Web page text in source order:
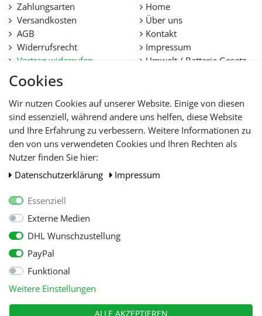
Cookies
Wir nutzen Cookies auf unserer Website. Einige von diesen
sind essenziell, während andere uns helfen, diese Website
und Ihre Erfahrung zu verbessern. Weitere Informationen zu
den von uns verwendeten Cookies und Ihren Rechten als
Nutzer finden Sie hier:
Daten­schutz­erklärung
Impressum
Essenziell
Externe Medien
DHL Wunschzustellung
PayPal
Funktional
Weitere Einstellungen
ALLE AKZEPTIEREN
Zahlungsarten
Versandkosten
AGB
Widerrufsrecht
Vertrag widerrufen
Datenschutz
Hilfe
Lieferfristen und
Lieferbeschränkung
Home
Über uns
Kontakt
Impressum
Umwelt / Batterie Gesetz
WIR AKZEPTIEREN
© Copyright 2026 Tooltraders GmbH. Alle Rechte vorbehalten